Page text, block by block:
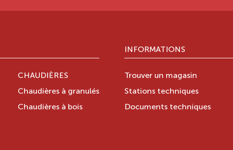
CHAUDIÈRES
Chaudières à granulés
Chaudières à bois
INFORMATIONS
Trouver un magasin
Stations techniques
Documents techniques